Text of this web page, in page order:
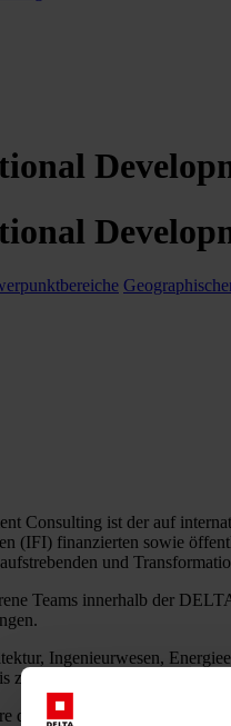
Consulting ist der auf
(IFI) finanzierten sowie
und
Teams innerhalb der
Ingenieurwesen,
zur Fertigstellung zu
dort, wo öffentlicher